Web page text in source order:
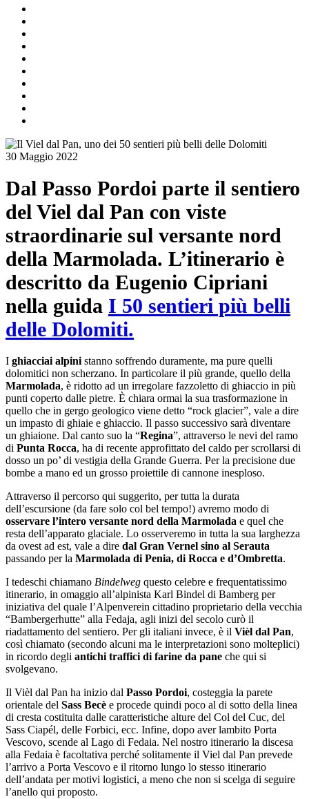
30 Maggio 2022
Dal Passo Pordoi parte il sentiero
del Viel dal Pan con viste
straordinarie sul versante nord
della Marmolada. L’itinerario è
descritto da Eugenio Cipriani
nella guida I 50 sentieri più belli
delle Dolomiti.
I ghiacciai alpini stanno soffrendo duramente, ma pure quelli
dolomitici non scherzano. In particolare il più grande, quello della
Marmolada, è ridotto ad un irregolare fazzoletto di ghiaccio in più
punti coperto dalle pietre. È chiara ormai la sua trasformazione in
quello che in gergo geologico viene detto “rock glacier”, vale a dire
un impasto di ghiaie e ghiaccio. Il passo successivo sarà diventare
un ghiaione. Dal canto suo la “Regina”, attraverso le nevi del ramo
di Punta Rocca, ha di recente approfittato del caldo per scrollarsi di
dosso un po’ di vestigia della Grande Guerra. Per la precisione due
bombe a mano ed un grosso proiettile di cannone inesploso.
Attraverso il percorso qui suggerito, per tutta la durata
dell’escursione (da fare solo col bel tempo!) avremo modo di
osservare l’intero versante nord della Marmolada e quel che
resta dell’apparato glaciale. Lo osserveremo in tutta la sua larghezza
da ovest ad est, vale a dire dal Gran Vernel sino al Serauta
passando per la Marmolada di Penia, di Rocca e d’Ombretta.
I tedeschi chiamano Bindelweg questo celebre e frequentatissimo
itinerario, in omaggio all’alpinista Karl Bindel di Bamberg per
iniziativa del quale l’Alpenverein cittadino proprietario della vecchia
“Bambergerhutte” alla Fedaja, agli inizi del secolo curò il
riadattamento del sentiero. Per gli italiani invece, è il Vièl dal Pan,
così chiamato (secondo alcuni ma le interpretazioni sono molteplici)
in ricordo degli antichi traffici di farine da pane che qui si
svolgevano.
Il Vièl dal Pan ha inizio dal Passo Pordoi, costeggia la parete
orientale del Sass Becè e procede quindi poco al di sotto della linea
di cresta costituita dalle caratteristiche alture del Col del Cuc, del
Sass Ciapél, delle Forbici, ecc. Infine, dopo aver lambito Porta
Vescovo, scende al Lago di Fedaia. Nel nostro itinerario la discesa
alla Fedaia è facoltativa perché solitamente il Viel dal Pan prevede
l’arrivo a Porta Vescovo e il ritorno lungo lo stesso itinerario
dell’andata per motivi logistici, a meno che non si scelga di seguire
l’anello qui proposto.